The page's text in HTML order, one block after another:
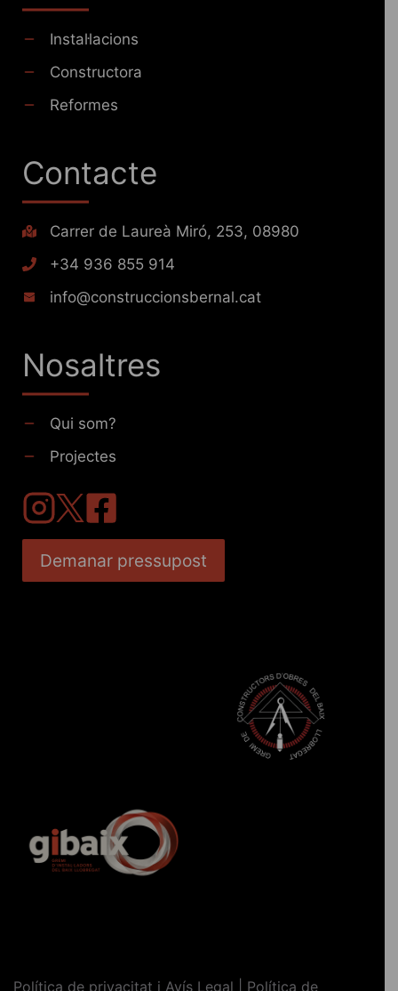
Instal·lacions
Constructora
Reformes
Contacte
Carrer de Laureà Miró, 253, 08980
+34 936 855 914
info@construccionsbernal.cat
Nosaltres
Qui som?
Projectes
Demanar pressupost
Política de privacitat i Avís Legal | Política de